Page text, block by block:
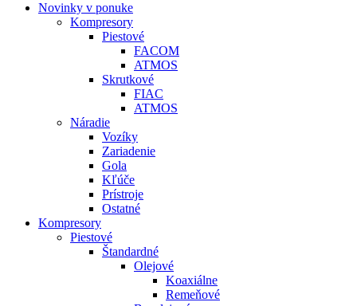
Novinky v ponuke
Kompresory
Piestové
FACOM
ATMOS
Skrutkové
FIAC
ATMOS
Náradie
Vozíky
Zariadenie
Gola
Kľúče
Prístroje
Ostatné
Kompresory
Piestové
Štandardné
Olejové
Koaxiálne
Remeňové